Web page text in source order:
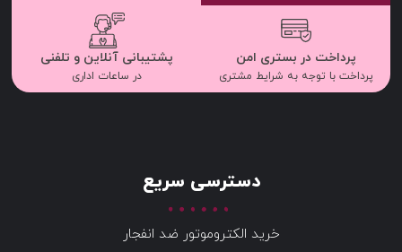
پرداخت در بستری امن
پرداخت با توجه به شرایط مشتری
پشتیبانی آنلاین و تلفنی
در ساعات اداری
دسترسی سریع
خرید الکتروموتور ضد انفجار